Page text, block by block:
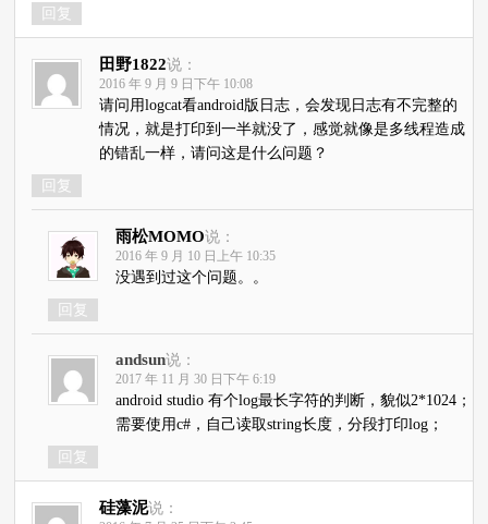
回复
田野1822说：
2016 年 9 月 9 日下午 10:08
请问用logcat看android版日志，会发现日志有不完整的
情况，就是打印到一半就没了，感觉就像是多线程造成
的错乱一样，请问这是什么问题？
回复
雨松MOMO说：
2016 年 9 月 10 日上午 10:35
没遇到过这个问题。。
回复
andsun说：
2017 年 11 月 30 日下午 6:19
android studio 有个log最长字符的判断，貌似2*1024；
需要使用c#，自己读取string长度，分段打印log；
回复
硅藻泥说：